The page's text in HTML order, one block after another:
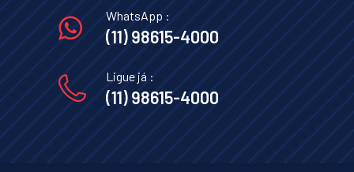
WhatsApp :
(11) 98615-4000
Ligue já :
(11) 98615-4000